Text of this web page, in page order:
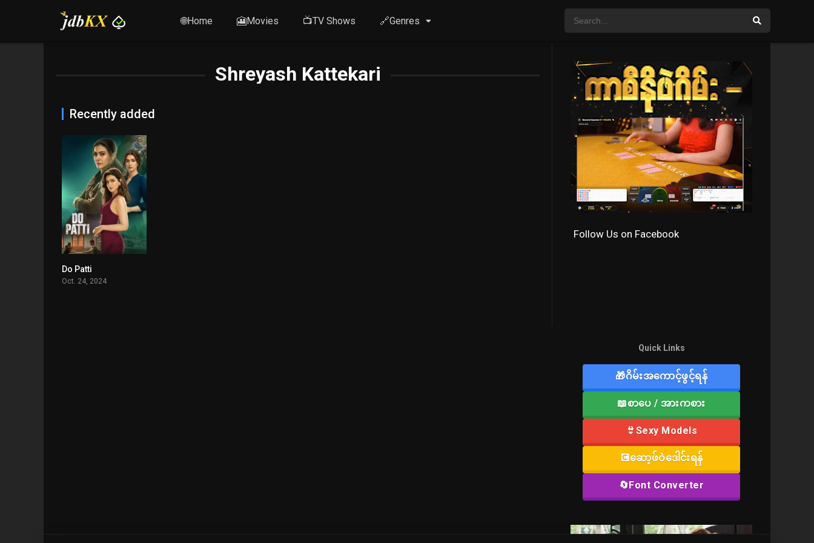
🌐Home 🎦Movies 📺TV Shows 🔗Genres
Shreyash Kattekari
Recently added
Do Patti
Oct. 24, 2024
Follow Us on Facebook
Quick Links
🎁ဂိမ်းအကောင့်ဖွင့်ရန်
📖စာပေ / အားကစား
👙Sexy Models
💽ဆော့ဖ်ဝဲဒေါင်းရန်
🔄Font Converter